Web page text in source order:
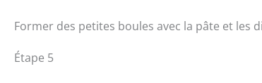
Former des petites boules avec la pâte et les
Étape 5